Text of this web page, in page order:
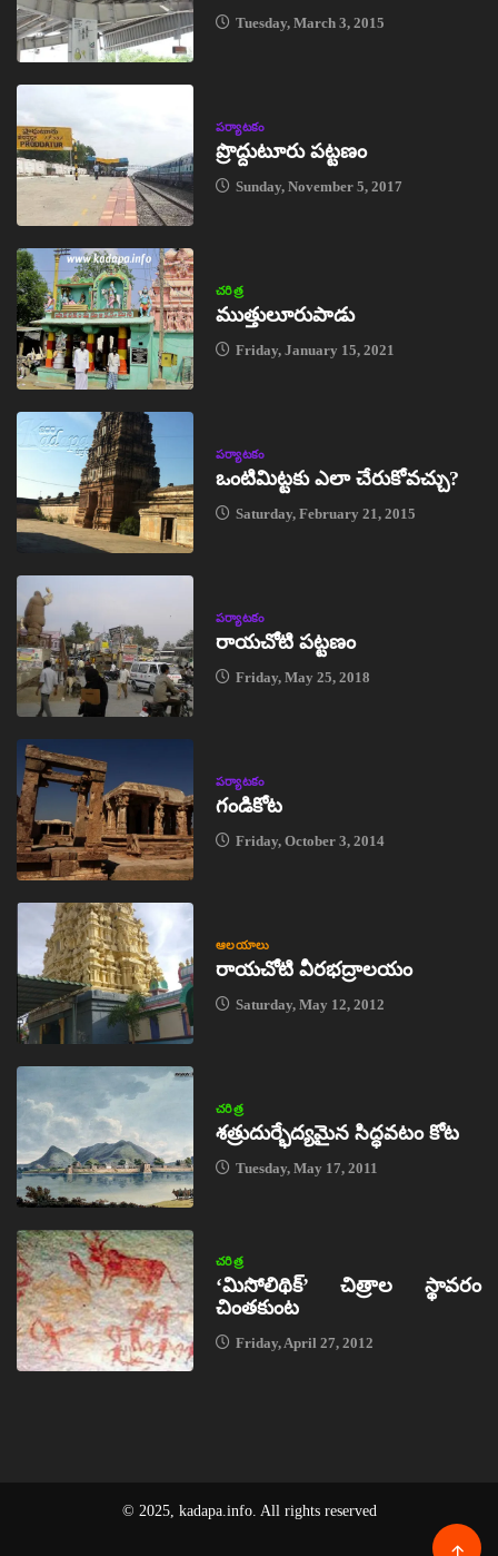
Tuesday, March 3, 2015
పర్యాటకం
ప్రొద్దుటూరు పట్టణం
Sunday, November 5, 2017
చరిత్ర
ముత్తులూరుపాడు
Friday, January 15, 2021
పర్యాటకం
ఒంటిమిట్టకు ఎలా చేరుకోవచ్చు?
Saturday, February 21, 2015
పర్యాటకం
రాయచోటి పట్టణం
Friday, May 25, 2018
పర్యాటకం
గండికోట
Friday, October 3, 2014
ఆలయాలు
రాయచోటి వీరభద్రాలయం
Saturday, May 12, 2012
చరిత్ర
శత్రుదుర్భేద్యమైన సిద్ధవటం కోట
Tuesday, May 17, 2011
చరిత్ర
‘మిసోలిథిక్‌’ చిత్రాల స్థావరం
చింతకుంట
Friday, April 27, 2012
© 2025, kadapa.info. All rights reserved